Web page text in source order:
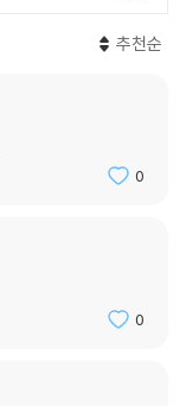
추천순
0
0